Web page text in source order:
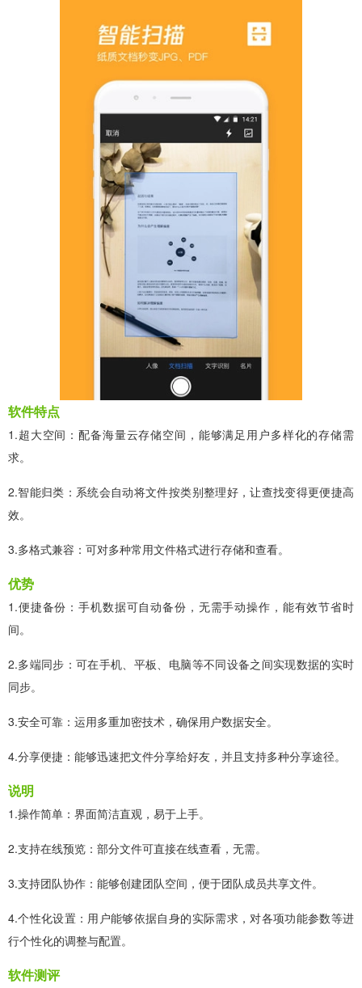
软件特点
1.超大空间：配备海量云存储空间，能够满足用户多样化的存储需
求。
2.智能归类：系统会自动将文件按类别整理好，让查找变得更便捷高
效。
3.多格式兼容：可对多种常用文件格式进行存储和查看。
优势
1.便捷备份：手机数据可自动备份，无需手动操作，能有效节省时
间。
2.多端同步：可在手机、平板、电脑等不同设备之间实现数据的实时
同步。
3.安全可靠：运用多重加密技术，确保用户数据安全。
4.分享便捷：能够迅速把文件分享给好友，并且支持多种分享途径。
说明
1.操作简单：界面简洁直观，易于上手。
2.支持在线预览：部分文件可直接在线查看，无需。
3.支持团队协作：能够创建团队空间，便于团队成员共享文件。
4.个性化设置：用户能够依据自身的实际需求，对各项功能参数等进
行个性化的调整与配置。
软件测评